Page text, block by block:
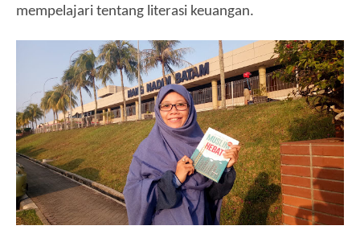
mempelajari tentang literasi keuangan.